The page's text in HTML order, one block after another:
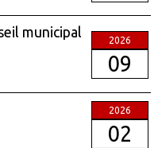
municipal
2026
09
2026
02